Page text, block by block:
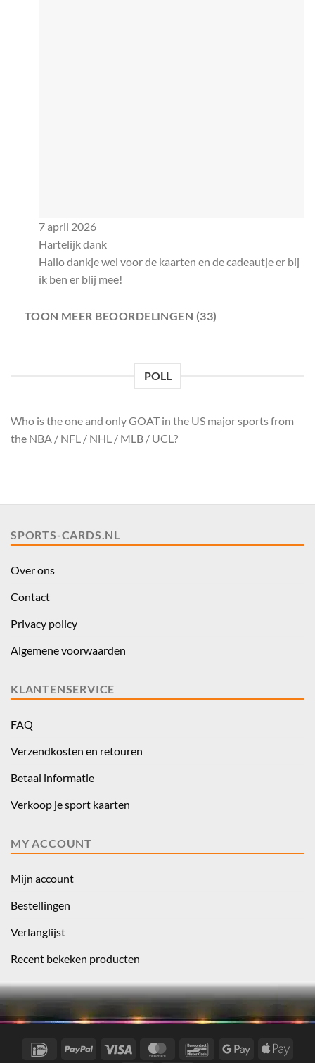
7 april 2026
Hartelijk dank
Hallo dankje wel voor de kaarten en de cadeautje er bij
ik ben er blij mee!
TOON MEER BEOORDELINGEN (33)
POLL
Who is the one and only GOAT in the US major sports from
the NBA / NFL / NHL / MLB / UCL?
SPORTS-CARDS.NL
Over ons
Contact
Privacy policy
Algemene voorwaarden
KLANTENSERVICE
FAQ
Verzendkosten en retouren
Betaal informatie
Verkoop je sport kaarten
MY ACCOUNT
Mijn account
Bestellingen
Verlanglijst
Recent bekeken producten
IDeal PayPal Visa MasterCardBancontactGoogle